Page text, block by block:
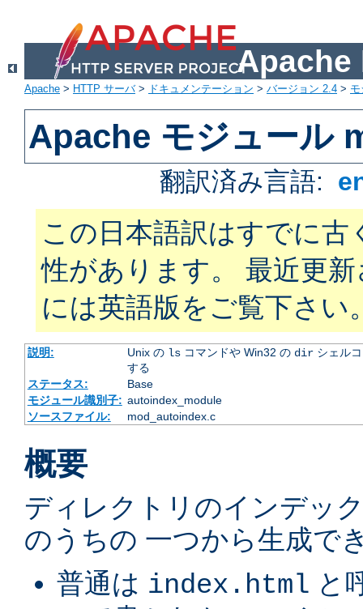
Apache
Apache > HTTP サーバ> ドキュメンテーション > バージョン 2.4 >
Apache モジュール
翻訳済み言語:
この日本語訳はすでに古
性があります。 最近更
には英語版をご覧下さい
説明: Unix の lsコマンドや Win32 の dirシェルコ
する
ステータス:
Base
モジュール識別子: autoindex_module
ソースファイル:
mod_autoindex.c
概要
ディレクトリのインデッ
のうちの 一つから生成で
普通は index.html と